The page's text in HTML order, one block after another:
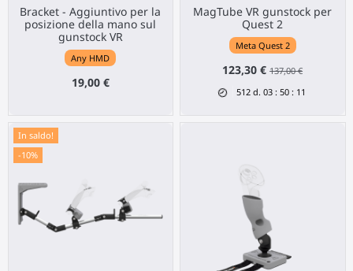
Bracket - Aggiuntivo per la
posizione della mano sul
gunstock VR
Any HMD
19,00 €
MagTube VR gunstock per
Quest 2
Meta Quest 2
123,30 €137,00 €
512 d. 03 : 50 : 11
In saldo!
-10%